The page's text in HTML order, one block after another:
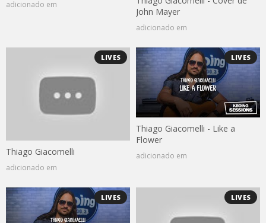
adicionado em
John Mayer
adicionado em
LIVES
Thiago Giacomelli
adicionado em
LIVES
Thiago Giacomelli - Like a
Flower
adicionado em
LIVES LIVES